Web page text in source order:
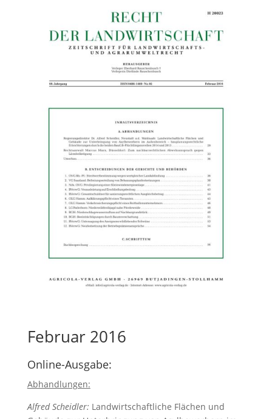
Februar 2016
Online-Ausgabe:
Abhandlungen:
Alfred Scheidler: Landwirtschaftliche Flächen und